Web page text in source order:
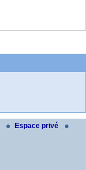
Espace privé